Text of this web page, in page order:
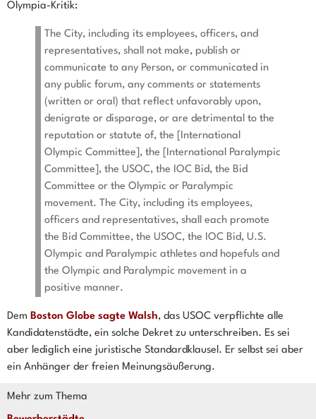
Olympia-Kritik:
The City, including its employees, officers, and
representatives, shall not make, publish or
communicate to any Person, or communicated in
any public forum, any comments or statements
(written or oral) that reflect unfavorably upon,
denigrate or disparage, or are detrimental to the
reputation or statute of, the [International
Olympic Committee], the [International Paralympic
Committee], the USOC, the IOC Bid, the Bid
Committee or the Olympic or Paralympic
movement. The City, including its employees,
officers and representatives, shall each promote
the Bid Committee, the USOC, the IOC Bid, U.S.
Olympic and Paralympic athletes and hopefuls and
the Olympic and Paralympic movement in a
positive manner.
Dem Boston Globe sagte Walsh, das USOC verpflichte alle
Kandidatenstädte, ein solche Dekret zu unterschreiben. Es sei
aber lediglich eine juristische Standardklausel. Er selbst sei aber
ein Anhänger der freien Meinungsäußerung.
Mehr zum Thema